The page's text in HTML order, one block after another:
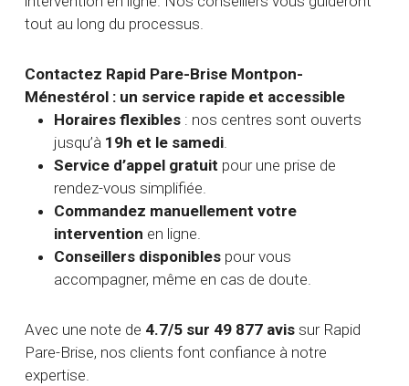
tout au long du processus.
Contactez Rapid Pare-Brise Montpon-
Ménestérol : un service rapide et accessible
Horaires flexibles : nos centres sont ouverts
jusqu’à 19h et le samedi.
Service d’appel gratuit pour une prise de
rendez-vous simplifiée.
Commandez manuellement votre
intervention en ligne.
Conseillers disponibles pour vous
accompagner, même en cas de doute.
Avec une note de 4.7/5 sur 49 877 avis sur Rapid
Pare-Brise, nos clients font confiance à notre
expertise.